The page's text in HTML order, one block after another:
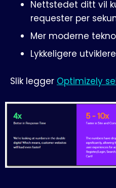
Nettstedet ditt vil
requester per
Mer moderne
Lykkeligere utviklere
Slik legger Optimizely